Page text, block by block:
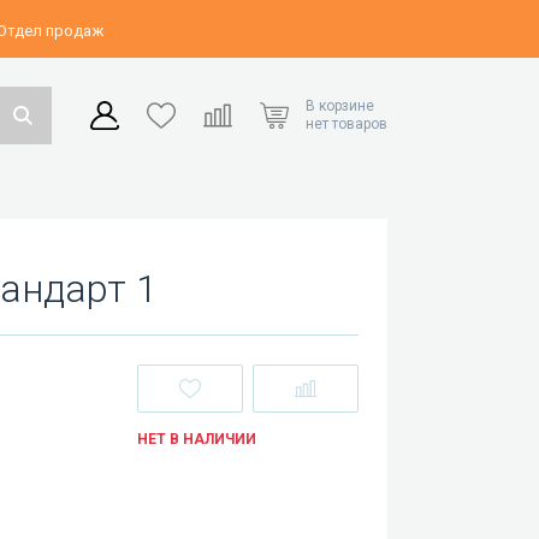
продаж
В корзине
нет товаров
1
НЕТ В НАЛИЧИИ